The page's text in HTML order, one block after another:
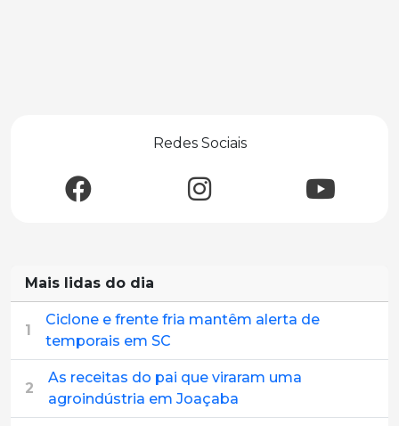
Redes Sociais
Mais lidas do dia
1
Ciclone e frente fria mantêm alerta de
temporais em SC
2
As receitas do pai que viraram uma
agroindústria em Joaçaba